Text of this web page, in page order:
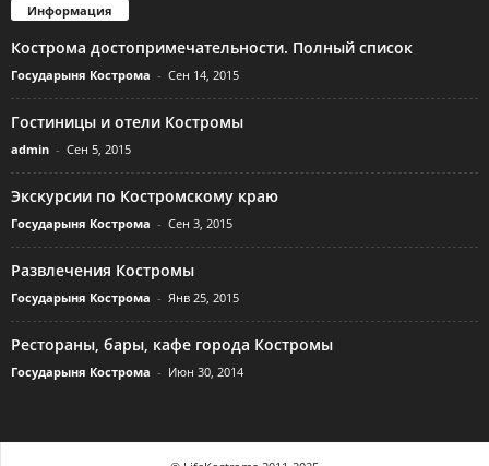
Информация
Кострома достопримечательности. Полный список
Государыня Кострома - Сен 14, 2015
Гостиницы и отели Костромы
admin - Сен 5, 2015
Экскурсии по Костромскому краю
Государыня Кострома - Сен 3, 2015
Развлечения Костромы
Государыня Кострома - Янв 25, 2015
Рестораны, бары, кафе города Костромы
Государыня Кострома - Июн 30, 2014